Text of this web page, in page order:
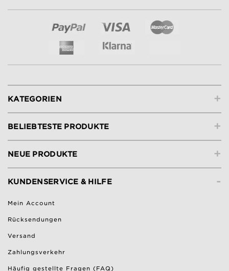
+
KATEGORIEN
+
BELIEBTESTE PRODUKTE
+
NEUE PRODUKTE
-
KUNDENSERVICE & HILFE
Mein Account
Rücksendungen
Versand
Zahlungsverkehr
Häufig gestellte Fragen (FAQ)